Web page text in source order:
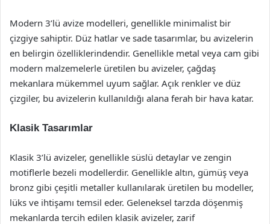
Modern 3’lü avize modelleri, genellikle minimalist bir
çizgiye sahiptir. Düz hatlar ve sade tasarımlar, bu avizelerin
en belirgin özelliklerindendir. Genellikle metal veya cam gibi
modern malzemelerle üretilen bu avizeler, çağdaş
mekanlara mükemmel uyum sağlar. Açık renkler ve düz
çizgiler, bu avizelerin kullanıldığı alana ferah bir hava katar.
Klasik Tasarımlar
Klasik 3’lü avizeler, genellikle süslü detaylar ve zengin
motiflerle bezeli modellerdir. Genellikle altın, gümüş veya
bronz gibi çeşitli metaller kullanılarak üretilen bu modeller,
lüks ve ihtişamı temsil eder. Geleneksel tarzda döşenmiş
mekanlarda tercih edilen klasik avizeler, zarif